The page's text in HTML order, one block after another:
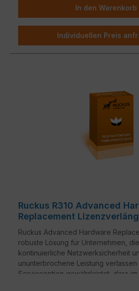
In den Warenkorb
Individuellen Preis
Ruckus R310 Advanced
Replacement
Ruckus Advanced Hardware
robuste Lösung für Unternehmen,
kontinuierliche Netzwerksicherheit
ununterbrochene Leistung verlassen
Serviceoption gewährleistet, dass im